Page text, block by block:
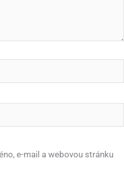
e-mail a webovou stránku